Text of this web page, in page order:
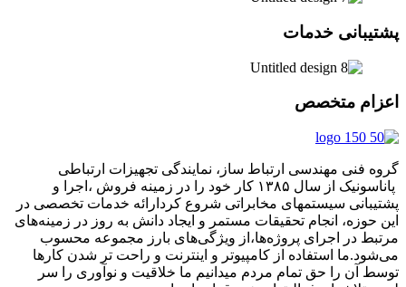
پشتیبانی خدمات
اعزام متخصص
گروه فنی مهندسی ارتباط ساز، نمایندگی تجهیزات ارتباطی
پاناسونیک از سال ۱۳۸۵ کار خود را در زمینه فروش ،اجرا و
پشتیبانی سیستمهای مخابراتی شروع کردارائه خدمات تخصصی در
این حوزه، انجام تحقیقات مستمر و ایجاد دانش به‌ روز در زمینه‌های
مرتبط در اجرای پروژه‌ها،از ویژگی‌های بارز مجموعه محسوب
می‌شود.ما استفاده از کامپیوتر و اینترنت و راحت تر شدن کارها
توسط آن را حق تمام مردم میدانیم ما خلاقیت و نوآوری را سر